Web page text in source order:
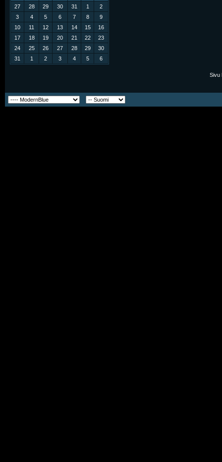
27
28 29 30 31 1
2
3
4 5 6 7 8
9
10
11 12 13 14 15
16
17
18 19 20 21 22
23
24
25 26 27 28 29
30
31
1 2 3 4 5 6
Sivu